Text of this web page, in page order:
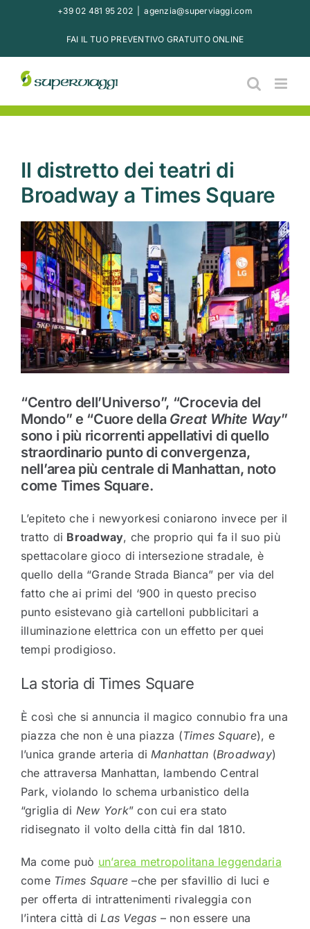
+39 02 481 95 202 agenzia@superviaggi.com
FAI IL TUO PREVENTIVO GRATUITO ONLINE
Il distretto dei teatri di
Broadway a Times Square
Ingrandisci
immagine
“Centro dell’Universo”, “Crocevia del
Mondo” e “Cuore della Great White Way”
sono i più ricorrenti appellativi di quello
straordinario punto di convergenza,
nell’area più centrale di Manhattan, noto
come Times Square.
L’epiteto che i newyorkesi coniarono invece per il
tratto di Broadway, che proprio qui fa il suo più
spettacolare gioco di intersezione stradale, è
quello della “Grande Strada Bianca” per via del
fatto che ai primi del ‘900 in questo preciso
punto esistevano già cartelloni pubblicitari a
illuminazione elettrica con un effetto per quei
tempi prodigioso.
La storia di Times Square
È così che si annuncia il magico connubio fra una
piazza che non è una piazza (Times Square), e
l’unica grande arteria diManhattan (Broadway)
che attraversa Manhattan, lambendo Central
Park, violando lo schema urbanistico della
“griglia di New York” con cui era stato
ridisegnato il volto della città fin dal 1810.
Ma come può un’area metropolitana leggendaria
come Times Square –che per sfavillio di luci e
per offerta di intrattenimenti rivaleggia con
l’intera città diLas Vegas – non essere una